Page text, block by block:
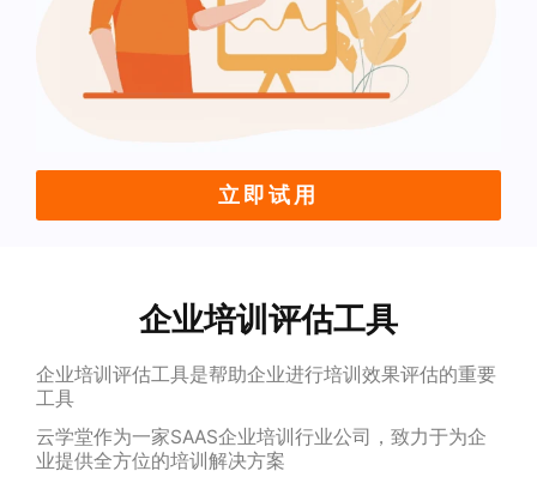
立即试用
企业培训评估工具
企业培训评估工具是帮助企业进行培训效果评估的重要
工具
云学堂作为一家SAAS企业培训行业公司，致力于为企
业提供全方位的培训解决方案